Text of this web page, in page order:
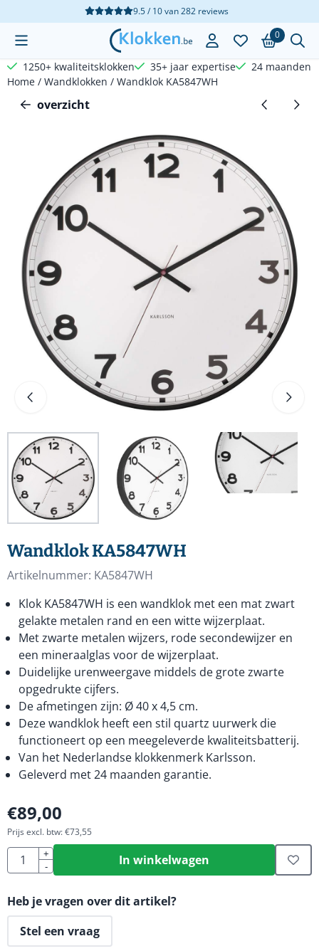
Cookievoorkeuren zijn beschikbaar. Kies instellingen of sta
9.5 / 10van282reviews
0
1250+ kwaliteitsklokken 35+ jaar expertise
24 maanden
Home / Wandklokken / Wandklok KA5847WH
overzicht
Wandklok KA5847WH
Artikelnummer: KA5847WH
Klok KA5847WH is een wandklok met een mat zwart
gelakte metalen rand en een witte wijzerplaat.
Met zwarte metalen wijzers, rode secondewijzer en
een mineraalglas voor de wijzerplaat.
Duidelijke urenweergave middels de grote zwarte
opgedrukte cijfers.
De afmetingen zijn: Ø 40 x 4,5 cm.
Deze wandklok heeft een stil quartz uurwerk die
functioneert op een meegeleverde kwaliteitsbatterij.
Van het Nederlandse klokkenmerk Karlsson.
Geleverd met 24 maanden garantie.
€89,00
Prijs excl. btw:€73,55
Aantal
+
-
In winkelwagen
Heb je vragen over dit artikel?
Stel een vraag